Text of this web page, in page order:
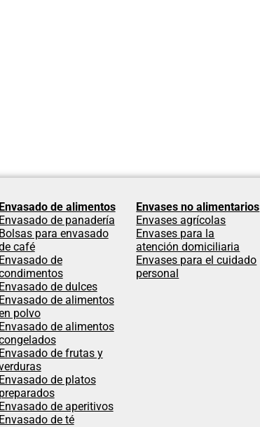
Envasado de alimentos
Envasado de panadería
Bolsas para envasado
café
Envasado de
Envasado de dulces
Envasado de alimentos
polvo
Envasado de alimentos
Envasado de frutas y
Envasado de platos
preparados
Envasado de aperitivos
Envasado de té
Envases no alimentarios
Envases agrícolas
Envases para la
atención domiciliaria
Envases para el cuidado
personal